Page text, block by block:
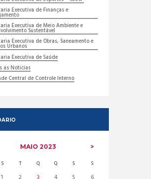
Executiva de Finanças e
Executiva de Meio Ambiente e
Sustentável
Executiva de Obras, Saneamento e
Urbanos
Executiva de Saúde
as Noticias
Central de Controle Interno
MAIO 2023
S T Q Q S S